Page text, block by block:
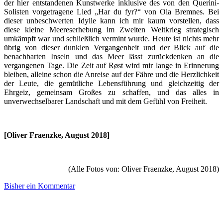
der hier entstandenen Kunstwerke inklusive des von den Querini-
Solisten vorgetragene Lied „Har du fyr?“ von Ola Bremnes. Bei
dieser unbeschwerten Idylle kann ich mir kaum vorstellen, dass
diese kleine Meereserhebung im Zweiten Weltkrieg strategisch
umkämpft war und schließlich vermint wurde. Heute ist nichts mehr
übrig von dieser dunklen Vergangenheit und der Blick auf die
benachbarten Inseln und das Meer lässt zurückdenken an die
vergangenen Tage. Die Zeit auf Røst wird mir lange in Erinnerung
bleiben, alleine schon die Anreise auf der Fähre und die Herzlichkeit
der Leute, die gemütliche Lebensführung und gleichzeitig der
Ehrgeiz, gemeinsam Großes zu schaffen, und das alles in
unverwechselbarer Landschaft und mit dem Gefühl von Freiheit.
[Oliver Fraenzke, August 2018]
(Alle Fotos von: Oliver Fraenzke, August 2018)
Bisher ein Kommentar